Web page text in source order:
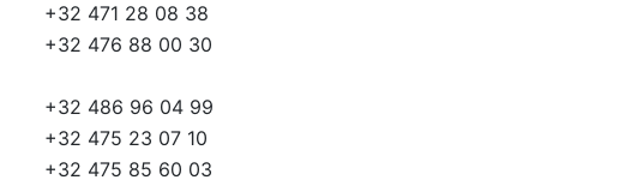
+32 471 28 08 38
+32 476 88 00 30
+32 486 96 04 99
+32 475 23 07 10
+32 475 85 60 03